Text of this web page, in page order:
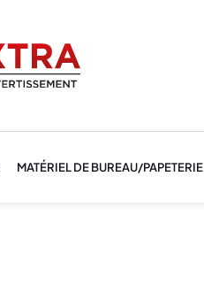
MATÉRIEL DE BUREAU/PAPETERIE